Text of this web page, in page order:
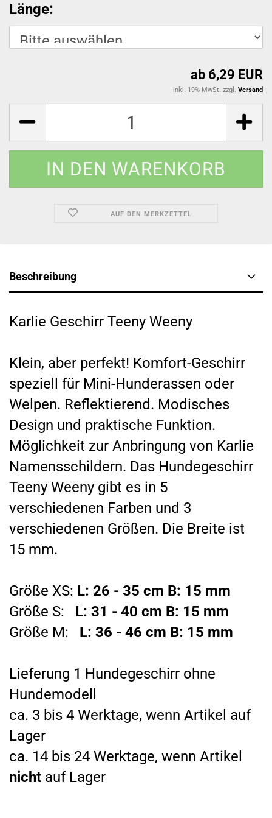
Länge:
ab 6,29 EUR
inkl. 19% MwSt. zzgl. Versand
AUF DEN MERKZETTEL
Beschreibung
Karlie Geschirr Teeny Weeny
Klein, aber perfekt! Komfort-Geschirr
speziell für Mini-Hunderassen oder
Welpen. Reflektierend. Modisches
Design und praktische Funktion.
Möglichkeit zur Anbringung von Karlie
Namensschildern. Das Hundegeschirr
Teeny Weeny gibt es in 5
verschiedenen Farben und 3
verschiedenen Größen. Die Breite ist
15 mm.
Größe XS: L: 26 - 35 cm B: 15 mm
Größe S: L: 31 - 40 cm B: 15 mm
Größe M: L: 36 - 46 cm B: 15 mm
Lieferung 1 Hundegeschirr ohne
Hundemodell
ca. 3 bis 4 Werktage, wenn Artikel auf
Lager
ca. 14 bis 24 Werktage, wenn Artikel
nicht auf Lager